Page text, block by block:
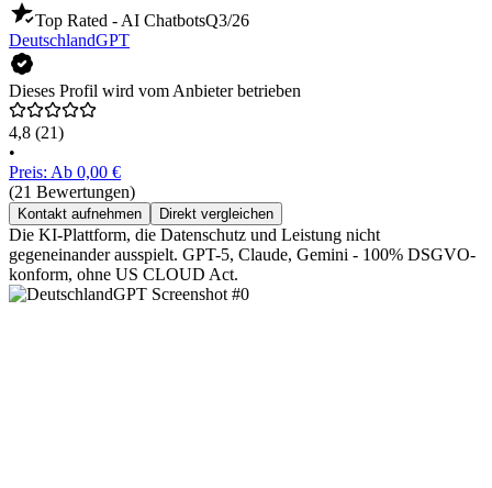
Top Rated - AI ChatbotsQ3/26
DeutschlandGPT
Dieses Profil wird vom Anbieter betrieben
4,8 (21)
•
Preis: Ab 0,00 €
(21 Bewertungen)
Kontakt aufnehmen Direkt vergleichen
Die KI-Plattform, die Datenschutz und Leistung nicht
gegeneinander ausspielt. GPT-5, Claude, Gemini - 100% DSGVO-
konform, ohne US CLOUD Act.